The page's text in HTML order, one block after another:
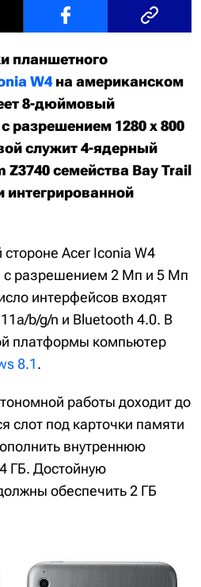
планшетного
W4 на американском
8-дюймовый
разрешением 1280 x 800
служит 4-ядерный
Z3740 семейства Bay Trail
интегрированной
Acer Iconia W4
разрешением 2 Мп и 5 Мп
интерфейсов входят
b/g/n и Bluetooth 4.0. В
платформы компьютер
8.1.
работы доходит до
слот под карточки памяти
внутреннюю
ГБ. Достойную
обеспечить 2 ГБ